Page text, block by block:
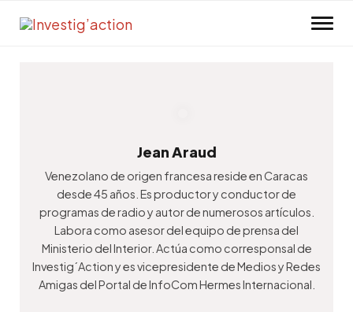
Jean Araud
Venezolano de origen francesa reside en Caracas
desde 45 años. Es productor y conductor de
programas de radio y autor de numerosos artículos.
Labora como asesor del equipo de prensa del
Ministerio del Interior. Actúa como corresponsal de
Investig´Action y es vicepresidente de Medios y Redes
Amigas del Portal de InfoCom Hermes Internacional.